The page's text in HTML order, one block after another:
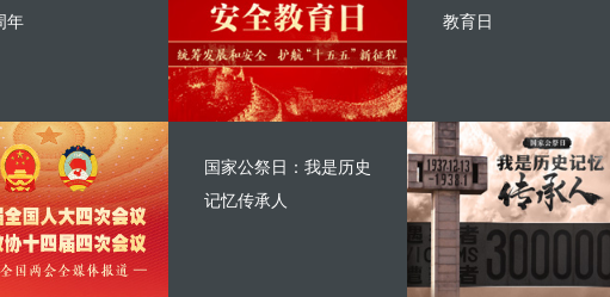
年
教育日
国家公祭日：我是历史
记忆传承人